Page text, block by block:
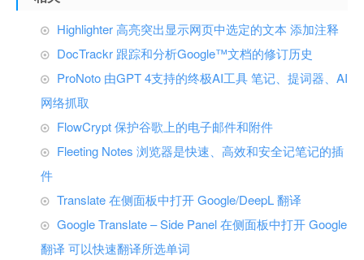
Highlighter 高亮突出显示网页中选定的文本 添加注释
DocTrackr 跟踪和分析Google™文档的修订历史
ProNoto 由GPT 4支持的终极AI工具 笔记、提词器、AI
网络抓取
FlowCrypt 保护谷歌上的电子邮件和附件
Fleeting Notes 浏览器是快速、高效和安全记笔记的插
件
Translate 在侧面板中打开 Google/DeepL 翻译
Google Translate – Side Panel 在侧面板中打开 Google
翻译 可以快速翻译所选单词